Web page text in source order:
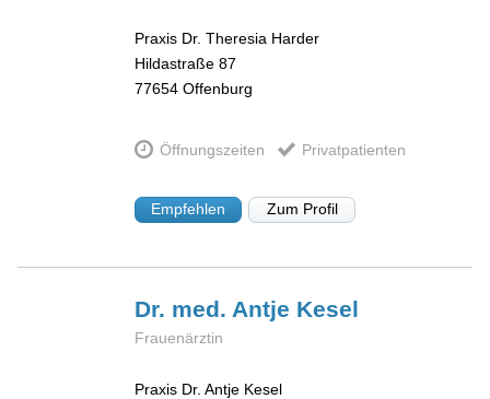
Praxis Dr. Theresia Harder
Hildastraße 87
77654 Offenburg
Öffnungszeiten Privatpatienten
Empfehlen Zum Profil
Dr. med. Antje Kesel
Frauenärztin
Praxis Dr. Antje Kesel